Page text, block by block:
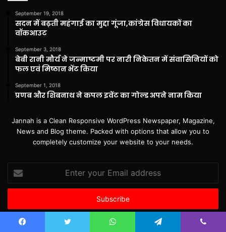
September 19, 2018
सदन में बढ़ती महंगाई का मुद्दा गूंजा,कांग्रेस विधायकों का
वॉकआउट
September 3, 2018
बेबी रानी मौर्य ने जन्माष्टमी पर नारी निकेतन में संवासिनियों को
फल एवं मिष्ठान भेंट किया
September 1, 2018
प्रणब और शिबनाथ ने कपल इवेंट का गोल्ड अपने नाम किया
Jannah is a Clean Responsive WordPress Newspaper, Magazine,
News and Blog theme. Packed with options that allow you to
completely customize your website to your needs.
your
Email